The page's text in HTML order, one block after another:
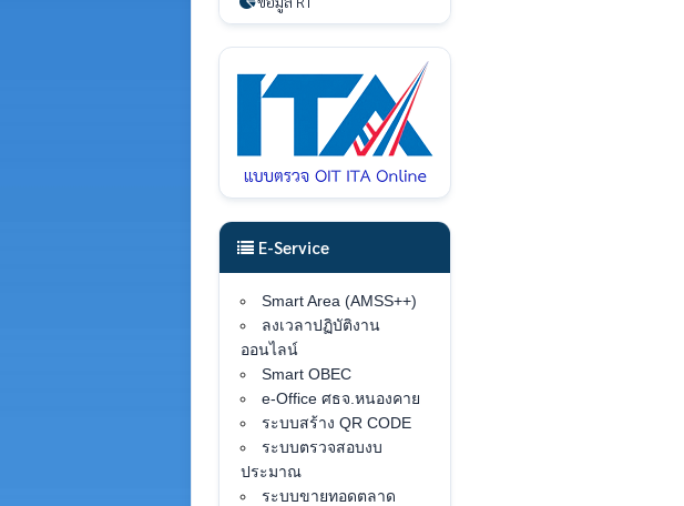
E-Service
Smart Area (AMSS++)
ลงเวลาปฏิบัติงาน
ออนไลน์
Smart OBEC
e-Office ศธจ.หนองคาย
ระบบสร้าง QR CODE
ระบบตรวจสอบงบ
ประมาณ
ระบบขายทอดตลาด